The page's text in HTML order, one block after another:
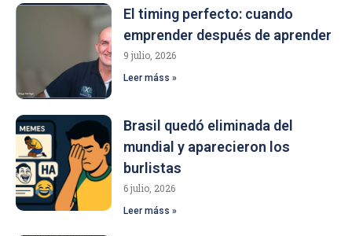
El timing perfecto: cuando
emprender después de aprender
9 julio, 2026
Leer máss »
Brasil quedó eliminada del
mundial y aparecieron los
burlistas
6 julio, 2026
Leer máss »